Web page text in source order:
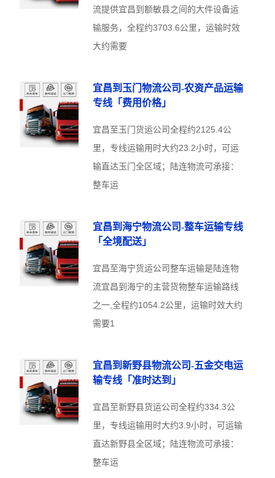
流提供宜昌到额敏县之间的大件设备运
输服务，全程约3703.6公里，运输时效
大约需要
宜昌到玉门物流公司-农资产品运输
专线「费用价格」
宜昌至玉门货运公司全程约2125.4公
里，专线运输用时大约23.2小时，可运
输直达玉门全区域；陆连物流可承接：
整车运
宜昌到海宁物流公司-整车运输专线
「全境配送」
宜昌至海宁货运公司整车运输是陆连物
流宜昌到海宁的主营货物整车运输路线
之一,全程约1054.2公里，运输时效大约
需要1
宜昌到新野县物流公司-五金交电运
输专线「准时达到」
宜昌至新野县货运公司全程约334.3公
里，专线运输用时大约3.9小时，可运输
直达新野县全区域；陆连物流可承接：
整车运